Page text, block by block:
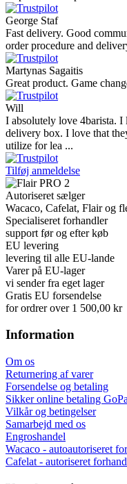
George Staf
Fast delivery. Good
order procedure and
Martynas Sagaitis
Great product. Game
Will
I absolutely love 4barista. I
delivery box. I love that
utilize for lea ...
Tilføj anmeldelse
Autoriseret sælger
Wacaco, Cafelat, Flair og
Specialiseret forhandler
support før og efter køb
EU levering
levering til alle EU-lande
Varer på EU-lager
vi sender fra eget lager
Gratis EU forsendelse
for ordrer over 1 500,00 kr
Information
Om os
Returnering af varer
Forsendelse og betaling
Sikker online betaling
Vilkår og betingelser
Samarbejd med os
Engroshandel
Wacaco - autoautoriseret
Cafelat - autoriseret